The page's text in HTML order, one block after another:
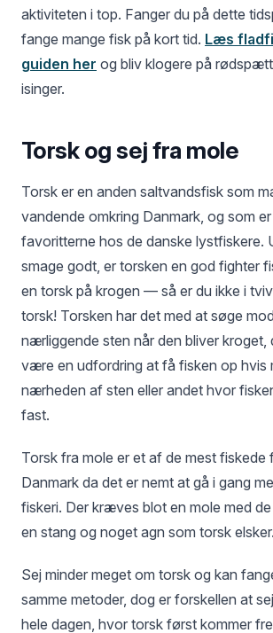
aktiviteten i top. Fanger du på dette
fange mange fisk på kort tid. Læs
guiden her og bliv klogere på
isinger.
Torsk og sej fra mole
Torsk er en anden saltvandsfisk som
vandende omkring Danmark, og som
favoritterne hos de danske lystfiskere.
smage godt, er torsken en god fighter
en torsk på krogen — så er du ikke i
torsk! Torsken har det med at søge
nærliggende sten når den bliver kroget,
være en udfordring at få fisken op hvis
nærheden af sten eller andet hvor
fast.
Torsk fra mole er et af de mest fiskede
Danmark da det er nemt at gå i gang
fiskeri. Der kræves blot en mole med
en stang og noget agn som torsk elsker.
Sej minder meget om torsk og kan
samme metoder, dog er forskellen at
hele dagen, hvor torsk først kommer